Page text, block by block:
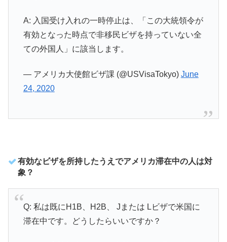
A: 入国受け入れの一時停止は、「この大統領令が
有効となった時点で非移民ビザを持っていない全
ての外国人」に該当します。
— アメリカ大使館ビザ課 (@USVisaTokyo) June
24, 2020
有効なビザを所持したうえでアメリカ滞在中の人は対
象？
Q: 私は既にH1B、H2B、 Jまたは Lビザで米国に
滞在中です。どうしたらいいですか？